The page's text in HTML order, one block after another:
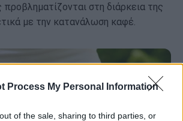
Process My Personal Information
of the sale, sharing to third parties, or
στη διάρκεια της
με την κατανάλωση καφέ.